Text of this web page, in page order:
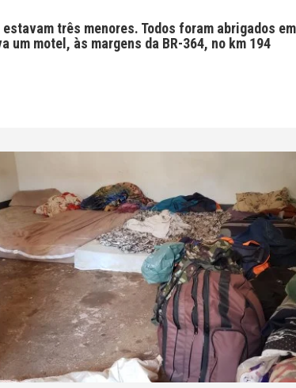
três menores. Todos foram abrigados
um motel, às margens da BR-364, no km 194